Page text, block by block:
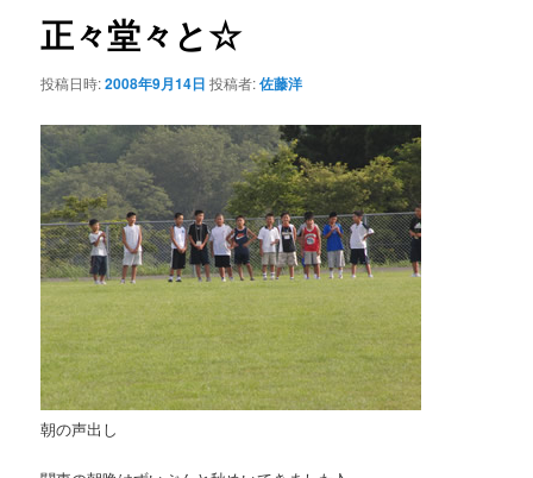
ゲ
ー
ョ
正々堂々と☆
投稿日時:2008年9月14日 投稿者:佐藤洋
朝の声出し